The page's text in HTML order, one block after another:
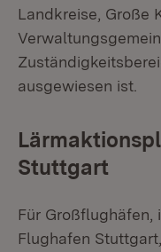
Landkreise, Große
ausgewiesen ist.
Stuttgart
Für Großflughäfen,
Flughafen